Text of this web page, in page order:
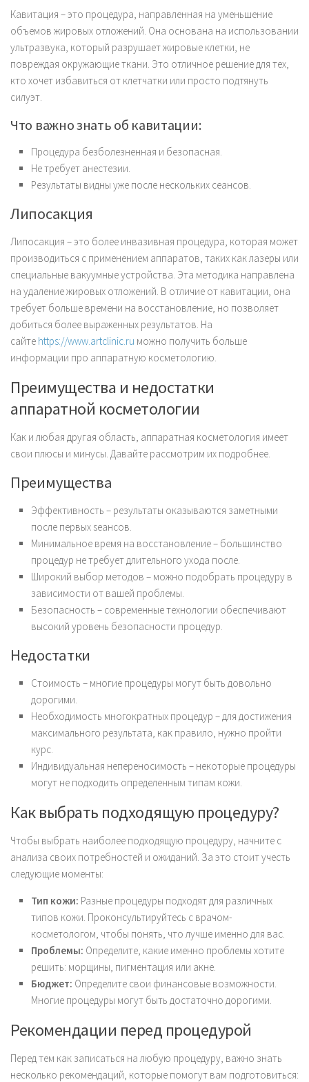
Кавитация – это процедура, направленная на уменьшение
объемов жировых отложений. Она основана на использовании
ультразвука, который разрушает жировые клетки, не
повреждая окружающие ткани. Это отличное решение для тех,
кто хочет избавиться от клетчатки или просто подтянуть
силуэт.
Что важно знать об кавитации:
Процедура безболезненная и безопасная.
Не требует анестезии.
Результаты видны уже после нескольких сеансов.
Липосакция
Липосакция – это более инвазивная процедура, которая может
производиться с применением аппаратов, таких как лазеры или
специальные вакуумные устройства. Эта методика направлена
на удаление жировых отложений. В отличие от кавитации, она
требует больше времени на восстановление, но позволяет
добиться более выраженных результатов. На
сайте https://www.artclinic.ru можно получить больше
информации про аппаратную косметологию.
Преимущества и недостатки
аппаратной косметологии
Как и любая другая область, аппаратная косметология имеет
свои плюсы и минусы. Давайте рассмотрим их подробнее.
Преимущества
Эффективность – результаты оказываются заметными
после первых seансов.
Минимальное время на восстановление – большинство
процедур не требует длительного ухода после.
Широкий выбор методов – можно подобрать процедуру в
зависимости от вашей проблемы.
Безопасность – современные технологии обеспечивают
высокий уровень безопасности процедур.
Недостатки
Стоимость – многие процедуры могут быть довольно
дорогими.
Необходимость многократных процедур – для достижения
максимального результата, как правило, нужно пройти
курс.
Индивидуальная непереносимость – некоторые процедуры
могут не подходить определенным типам кожи.
Как выбрать подходящую процедуру?
Чтобы выбрать наиболее подходящую процедуру, начните с
анализа своих потребностей и ожиданий. За это стоит учесть
следующие моменты:
Тип кожи: Разные процедуры подходят для различных
типов кожи. Проконсультируйтесь с врачом-
косметологом, чтобы понять, что лучше именно для вас.
Проблемы: Определите, какие именно проблемы хотите
решить: морщины, пигментация или акне.
Бюджет: Определите свои финансовые возможности.
Многие процедуры могут быть достаточно дорогими.
Рекомендации перед процедурой
Перед тем как записаться на любую процедуру, важно знать
несколько рекомендаций, которые помогут вам подготовиться: